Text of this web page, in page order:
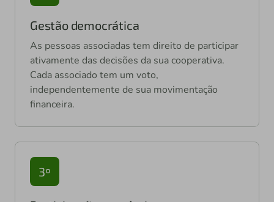
Gestão democrática
As pessoas associadas tem direito de participar
ativamente das decisões da sua cooperativa.
Cada associado tem um voto,
independentemente de sua movimentação
financeira.
3º